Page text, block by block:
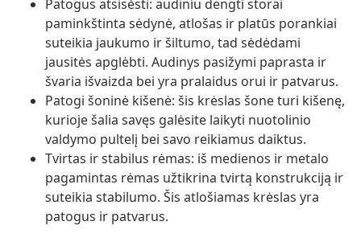
Patogus atsisėsti: audiniu dengti storai
paminkštinta sėdynė, atlošas ir platūs porankiai
suteikia jaukumo ir šiltumo, tad sėdėdami
jausitės apglėbti. Audinys pasižymi paprasta ir
švaria išvaizda bei yra pralaidus orui ir patvarus.
Patogi šoninė kišenė: šis krėslas šone turi kišenę,
kurioje šalia savęs galėsite laikyti nuotolinio
valdymo pultelį bei savo reikiamus daiktus.
Tvirtas ir stabilus rėmas: iš medienos ir metalo
pagamintas rėmas užtikrina tvirtą konstrukciją ir
suteikia stabilumo. Šis atlošiamas krėslas yra
patogus ir patvarus.